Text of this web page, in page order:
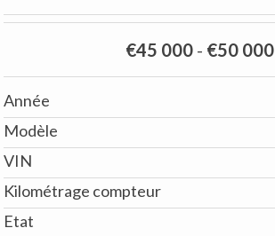
€45 000- €50 000
Année
Modèle
VIN
Kilométrage compteur
Etat